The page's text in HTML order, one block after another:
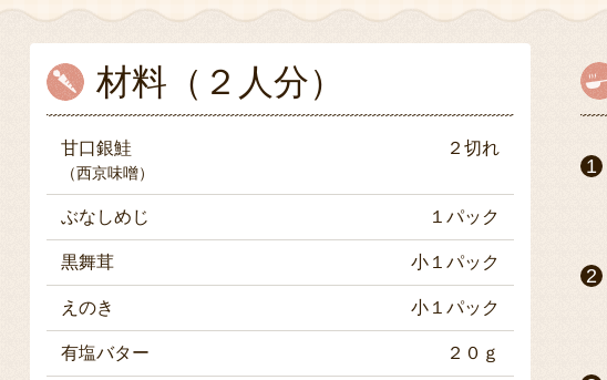
材料（２人分）
甘口銀鮭 ２切れ
（西京味噌）
ぶなしめじ １パック
黒舞茸 小１パック
えのき 小１パック
有塩バター ２０ｇ